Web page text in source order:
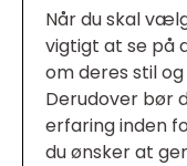
Når du skal
vigtigt at se på
om deres stil
Derudover bør
erfaring inden
du ønsker at